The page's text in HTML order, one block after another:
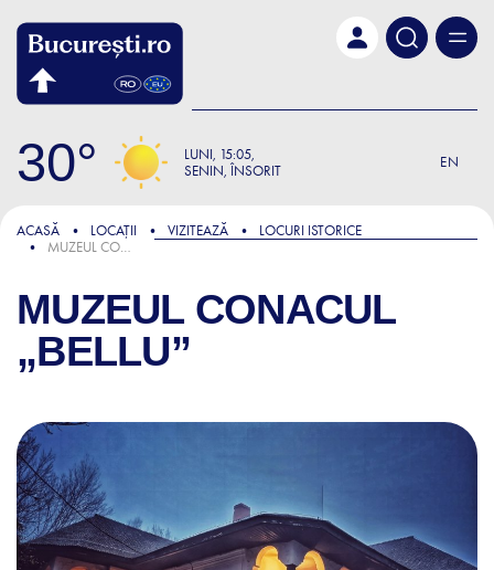
30 LUNI 15:05
SENIN, ÎNSORIT
EN
ACASĂ LOCAȚII VIZITEAZĂ
LOCURI ISTORICE
MUZEUL CONACUL „BELLU”
MUZEUL CONACUL
„BELLU”